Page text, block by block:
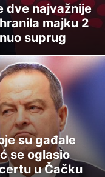
dve najvažnije
majku 2
suprug
su gađale
se oglasio
u Čačku